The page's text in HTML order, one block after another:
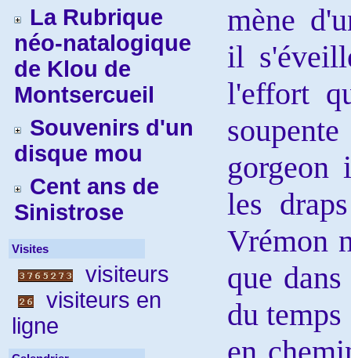
La Rubrique
néo-natalogique
de Klou de
Montsercueil
Souvenirs d'un
disque mou
Cent ans de
Sinistrose
Visites
visiteurs
visiteurs en
ligne
mène
il
l'effort
gorgeon
les
Vrémon
que
du